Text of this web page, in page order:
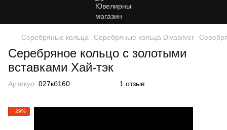
Серебряные кольца Серебряные кольца Divasilver
Серебряное кольцо с золотыми
вставками Хай-тэк
Артикул: 027кб160 1 отзыв
−29%